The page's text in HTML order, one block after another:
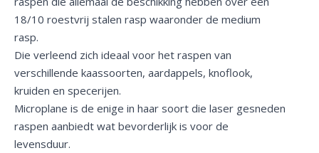
18/10 roestvrij stalen rasp waaronder de medium
rasp.
Die verleend zich ideaal voor het raspen van
verschillende kaassoorten, aardappels, knoflook,
kruiden en specerijen.
Microplane is de enige in haar soort die laser gesneden
raspen aanbiedt wat bevorderlijk is voor de
levensduur.